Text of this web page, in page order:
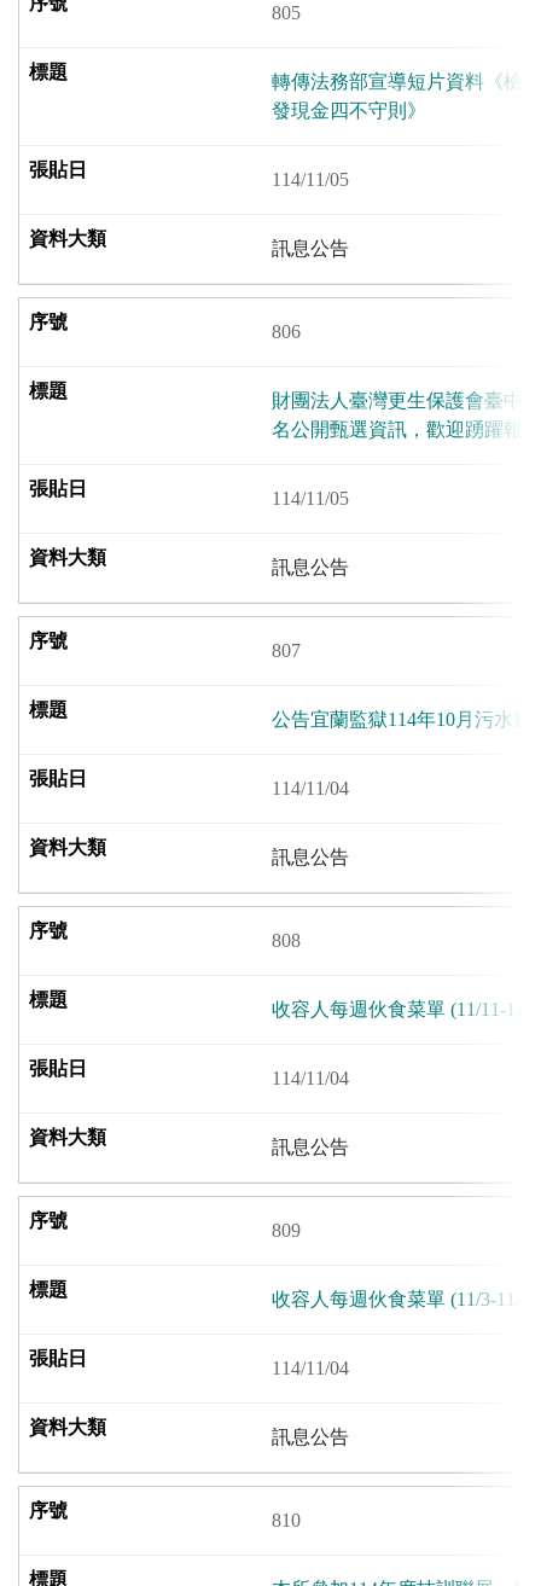
805
轉傳法務部宣導短片資料《檢
發現金四不守則》
114/11/05
訊息公告
806
財團法人臺灣更生保護會臺中
名公開甄選資訊，歡迎踴躍報
114/11/05
訊息公告
807
公告宜蘭監獄114年10月污水
114/11/04
訊息公告
808
收容人每週伙食菜單 (11/11-11/
114/11/04
訊息公告
809
收容人每週伙食菜單 (11/3-11/
114/11/04
訊息公告
810